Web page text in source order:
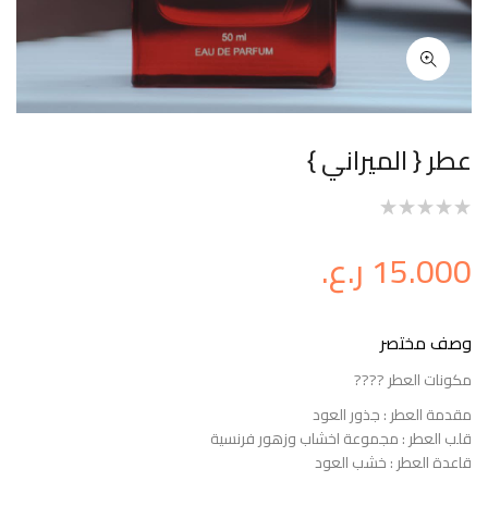
عطر { الميراني }
15.000 ر.ع.
وصف مختصر
مكونات العطر ????
مقدمة العطر : جذور العود
قلب العطر : مجموعة اخشاب وزهور فرنسية
قاعدة العطر : خشب العود